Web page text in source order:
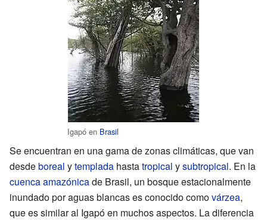
Igapó en Brasil
Se encuentran en una gama de zonas climáticas, que van
desdeboreal ytemplada hastatropical ysubtropical. En la
cuenca amazónicade Brasil, un bosque estacionalmente
inundado por aguas blancas es conocido comovárzea,
que es similar al Igapó en muchos aspectos. La diferencia